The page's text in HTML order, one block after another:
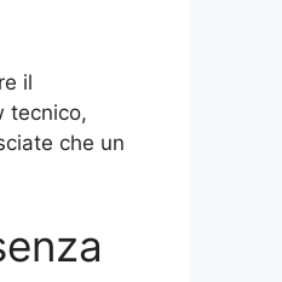
il
tecnico,
che un